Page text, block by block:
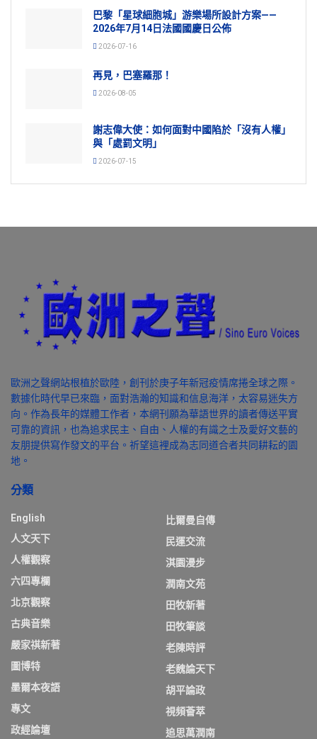
巴黎「星球細胞城」游樂場所設計方案——
2026年7月14日法國國慶日公佈
2026-07-16
再見，巴塞羅那！
2026-08-05
謝志偉大使：如何面對中國陷於「沒有人權」
與「處罰文明」
2026-07-15
歐洲之聲網站根植於歐陸，創刊於庚子年新冠疫情席捲全球之際。
數據化時代早已來臨，面對浩瀚的知識和信息海洋，太容易迷失方
向。作為長年的媒體工作者，本網刊願為華語世界的讀者傳送平實
可靠的資訊，也為追求民主、自由、人權的有識之士及愛好文藝的
友朋提供寫作發文的平台。祈望這裡成為志同道合者共同耕耘的園
地。
分類
English
人文天下
人權觀察
六四專欄
北京觀察
古典音樂
嚴家祺新著
圖博特
墨爾本夜語
專文
政經論壇
比爾曼自傳
民運交流
淇園漫步
潤南文苑
田牧新著
田牧筆談
老陳時評
老魏論天下
胡平論政
視頻薈萃
追思萬潤南